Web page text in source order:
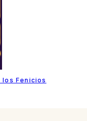
los Fenicios